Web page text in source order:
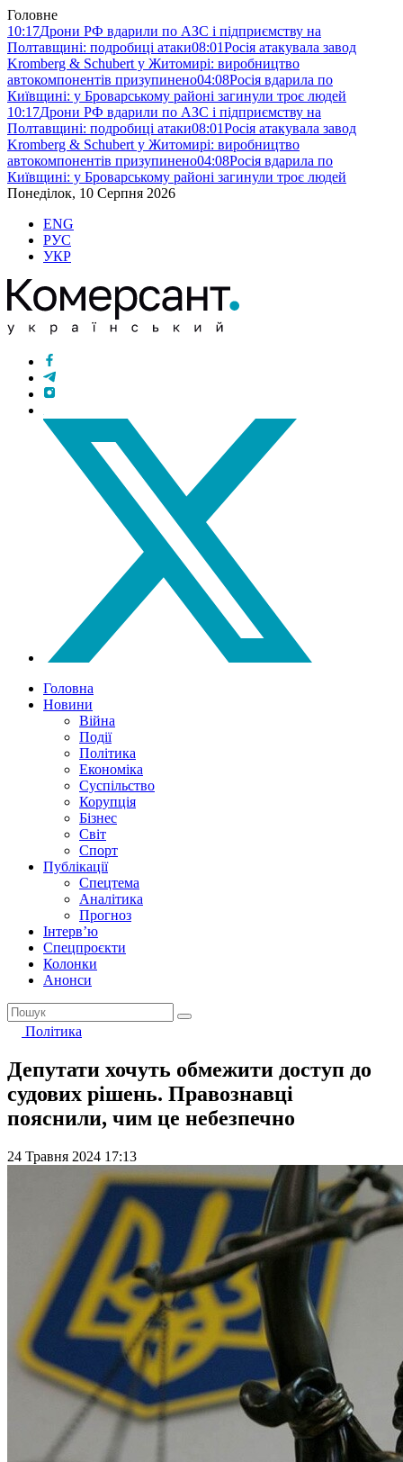
Головне
10:17Дрони РФ вдарили по АЗС і підприємству на
Полтавщині: подробиці атаки08:01Росія атакувала завод
Kromberg & Schubert у Житомирі: виробництво
автокомпонентів призупинено04:08Росія вдарила по
Київщині: у Броварському районі загинули троє людей
10:17Дрони РФ вдарили по АЗС і підприємству на
Полтавщині: подробиці атаки08:01Росія атакувала завод
Kromberg & Schubert у Житомирі: виробництво
автокомпонентів призупинено04:08Росія вдарила по
Київщині: у Броварському районі загинули троє людей
Понеділок, 10 Серпня 2026
ENG
РУС
УКР
Головна
Новини
Війна
Події
Політика
Економіка
Суспільство
Корупція
Бізнес
Світ
Спорт
Публікації
Спецтема
Аналітика
Прогноз
Інтерв’ю
Спецпроєкти
Колонки
Анонси
Політика
Депутати хочуть обмежити доступ до
судових рішень. Правознавці
пояснили, чим це небезпечно
24 Травня 2024 17:13